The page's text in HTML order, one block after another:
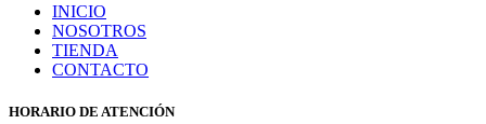
INICIO
NOSOTROS
TIENDA
CONTACTO
HORARIO DE ATENCIÓN